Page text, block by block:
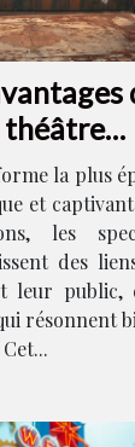
théâtre
la la plus
et
les
des
leur public,
résonnent